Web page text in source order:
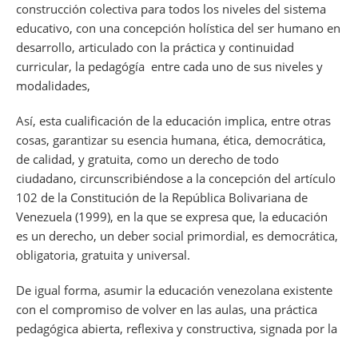
construcción colectiva para todos los niveles del sistema
educativo, con una concepción holística del ser humano en
desarrollo, articulado con la práctica y continuidad
curricular, la pedagógía entre cada uno de sus niveles y
modalidades,
Así, esta cualificación de la educación implica, entre otras
cosas, garantizar su esencia humana, ética, democrática,
de calidad, y gratuita, como un derecho de todo
ciudadano, circunscribiéndose a la concepción del artículo
102 de la Constitución de la República Bolivariana de
Venezuela (1999), en la que se expresa que, la educación
es un derecho, un deber social primordial, es democrática,
obligatoria, gratuita y universal.
De igual forma, asumir la educación venezolana existente
con el compromiso de volver en las aulas, una práctica
pedagógica abierta, reflexiva y constructiva, signada por la